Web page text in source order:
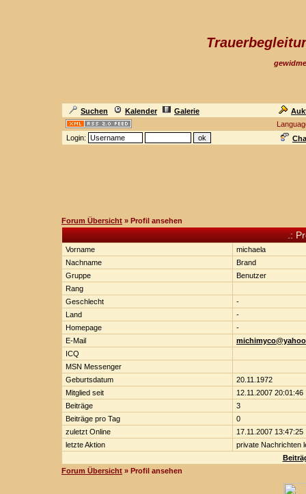
Suchen Kalender Galerie
Login:
Forum Übersicht » Profil ansehen
.:
Vorname
michaela
Nachname
Brand
Gruppe
Benutzer
Rang
Geschlecht
-
Land
-
Homepage
-
E-Mail
ICQ
MSN Messenger
Geburtsdatum
20.11.1972
Mitglied seit
12.11.2007 20:01:46
Beiträge
3
Beiträge pro Tag
0
zuletzt Online
17.11.2007 13:47:25
letzte Aktion
private Nachrichten
Forum Übersicht » Profil ansehen